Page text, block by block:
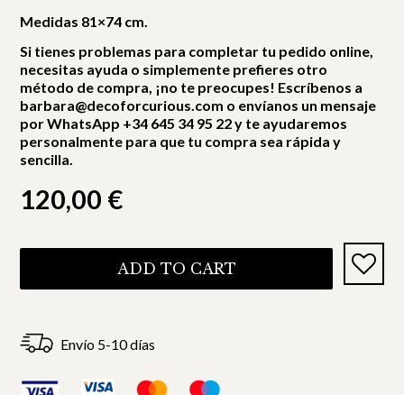
Medidas 81×74 cm.
Si tienes problemas para completar tu pedido online,
necesitas ayuda o simplemente prefieres otro
método de compra, ¡no te preocupes! Escríbenos a
barbara@decoforcurious.com o envíanos un mensaje
por WhatsApp +34 645 34 95 22 y te ayudaremos
personalmente para que tu compra sea rápida y
sencilla.
120,00 €
ADD TO CART
Envío 5-10 días